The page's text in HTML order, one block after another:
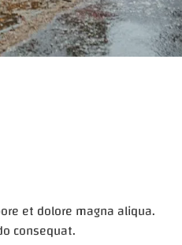
et dolore magna aliqua.
consequat.